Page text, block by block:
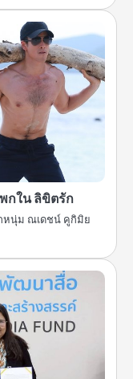
กใน ลิขิตรัก
หนุ่ม ณเดชน์ คูกิมิย